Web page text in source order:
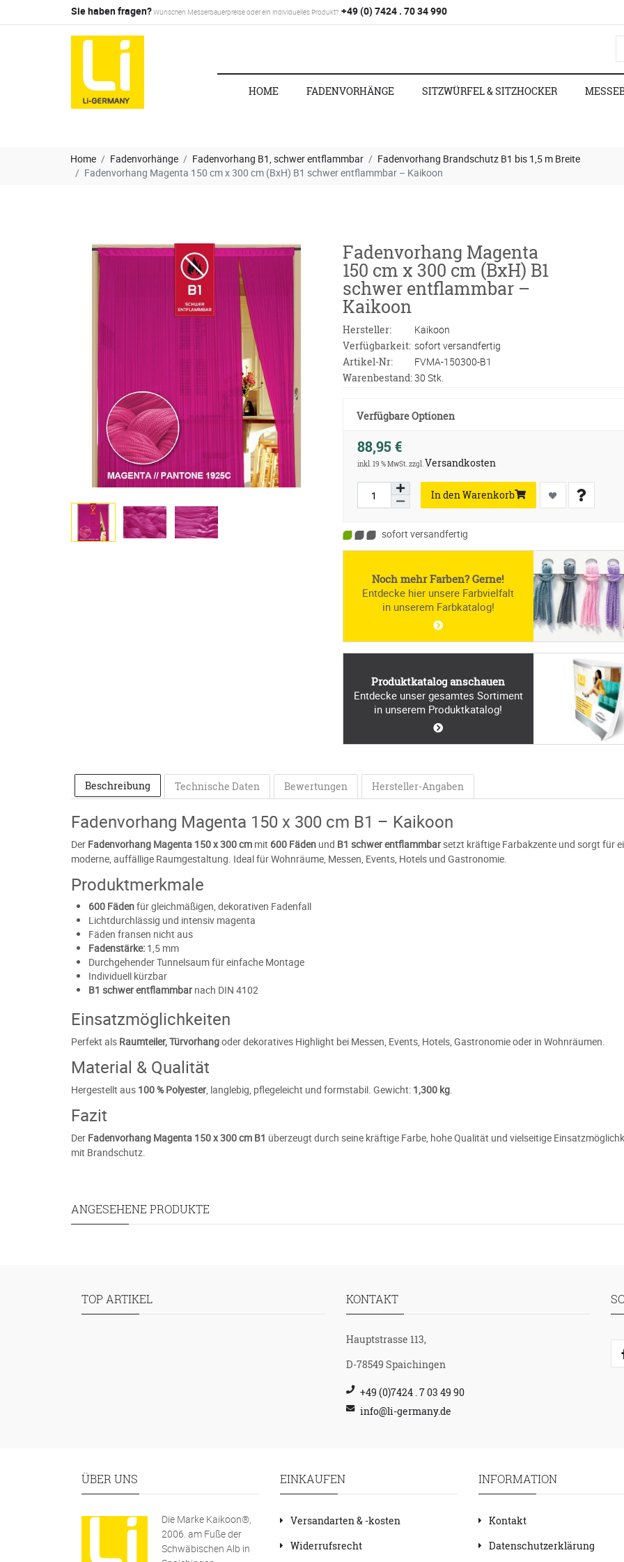
Sie haben fragen?Wünschen Messerbauerpreise oder ein individuelles Produkt? +49 (0) 7424 . 70 34 990
HOME FADENVORHÄNGE SITZWÜRFEL & SITZHOCKER
Home Fadenvorhänge Fadenvorhang B1, schwer entflammbar
Fadenvorhang Brandschutz B1 bis 1,5 m Breite
Fadenvorhang Magenta 150 cm x 300 cm (BxH) B1 schwer entflammbar – Kaikoon
Fadenvorhang Magenta
150 cm x 300 cm (BxH) B1
schwer entflammbar –
Kaikoon
Hersteller:
Kaikoon
Verfügbarkeit: sofort versandfertig
Artikel-Nr:
FVMA-150300-B1
Warenbestand:30 Stk.
Verfügbare Optionen
88,95 €
inkl. 19 % MwSt. zzgl.Versandkosten
In den Warenkorb
sofort versandfertig
Noch mehr Farben? Gerne!
Entdecke hier unsere Farbvielfalt
in unserem Farbkatalog!
Produktkatalog anschauen
Entdecke unser gesamtes Sortiment
in unserem Produktkatalog!
Beschreibung Technische Daten Bewertungen Hersteller-Angaben
Fadenvorhang Magenta 150 x 300 cm B1 – Kaikoon
Der Fadenvorhang Magenta 150 x 300 cm mit 600 Fäden und B1 schwer entflammbarsetzt kräftige Farbakzente und sorgt für
moderne, auffällige Raumgestaltung. Ideal für Wohnräume, Messen, Events, Hotels und Gastronomie.
Produktmerkmale
600 Fädenfür gleichmäßigen, dekorativen Fadenfall
Lichtdurchlässig und intensiv magenta
Fäden fransen nicht aus
Fadenstärke: 1,5 mm
Durchgehender Tunnelsaum für einfache Montage
Individuell kürzbar
B1 schwer entflammbar nach DIN 4102
Einsatzmöglichkeiten
Perfekt als Raumteiler, Türvorhangoder dekoratives Highlight bei Messen, Events, Hotels, Gastronomie oder in Wohnräumen.
Material & Qualität
Hergestellt aus 100 % Polyester , langlebig, pflegeleicht und formstabil. Gewicht: 1,300 kg
Fazit
Der Fadenvorhang Magenta 150 x 300 cm B1 überzeugt durch seine kräftige Farbe, hohe Qualität und vielseitige
mit Brandschutz.
ANGESEHENE PRODUKTE
TOP ARTIKEL KONTAKT
Hauptstrasse 113,
D-78549 Spaichingen
+49 (0)7424 . 7 03 49 90
info@li-germany.de
ÜBER UNS
Die Marke Kaikoon®,
2006. am Fuße der
Schwäbischen Alb in
EINKAUFEN
Versandarten & -kosten
Widerrufsrecht
INFORMATION
Kontakt
Datenschutzerklärung